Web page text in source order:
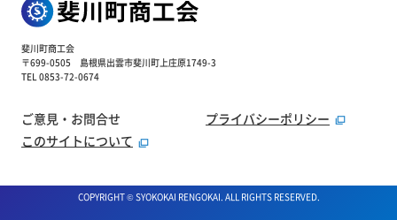
斐川町商工会
〒699-0505 島根県出雲市斐川町上庄原1749-3
TEL 0853-72-0674
ご意見・お問合せ
プライバシーポリシー
このサイトについて
COPYRIGHT © SYOKOKAI RENGOKAI. ALL RIGHTS RESERVED.